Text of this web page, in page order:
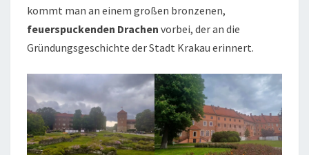
kommt man an einem großen bronzenen,
feuerspuckenden Drachen vorbei, der an die
Gründungsgeschichte der Stadt Krakau erinnert.